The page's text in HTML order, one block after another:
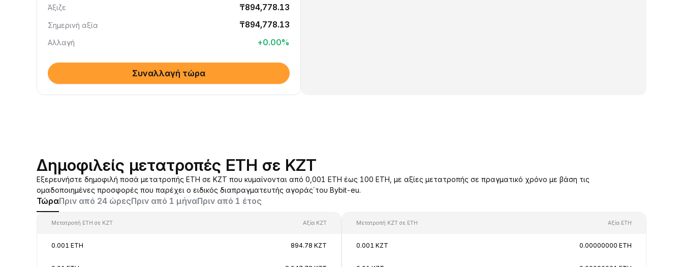
Άξιζε ₸894,778.13
Σημερινή αξία ₸894,778.13
Αλλαγή +0.00%
Συναλλαγή τώρα
Δημοφιλείς μετατροπές ETH σε KZT
Εξερευνήστε δημοφιλή ποσά μετατροπής ETH σε KZT που κυμαίνονται από 0,001 ETH έως 100 ETH, με αξίες μετατροπής σε πραγματικό χρόνο με βάση τις
ομαδοποιημένες προσφορές που παρέχει ο ειδικός διαπραγματευτής αγοράς΄του Bybit-eu.
ΤώραΠριν από 24 ώρεςΠριν από 1 μήναΠριν από 1 έτος
Μετατροπή ETH σε KZT Αξία KZT
0.001 ETH 894.78 KZT
Μετατροπή KZT σε ETH Αξία ETH
0.001 KZT 0.00000000 ETH